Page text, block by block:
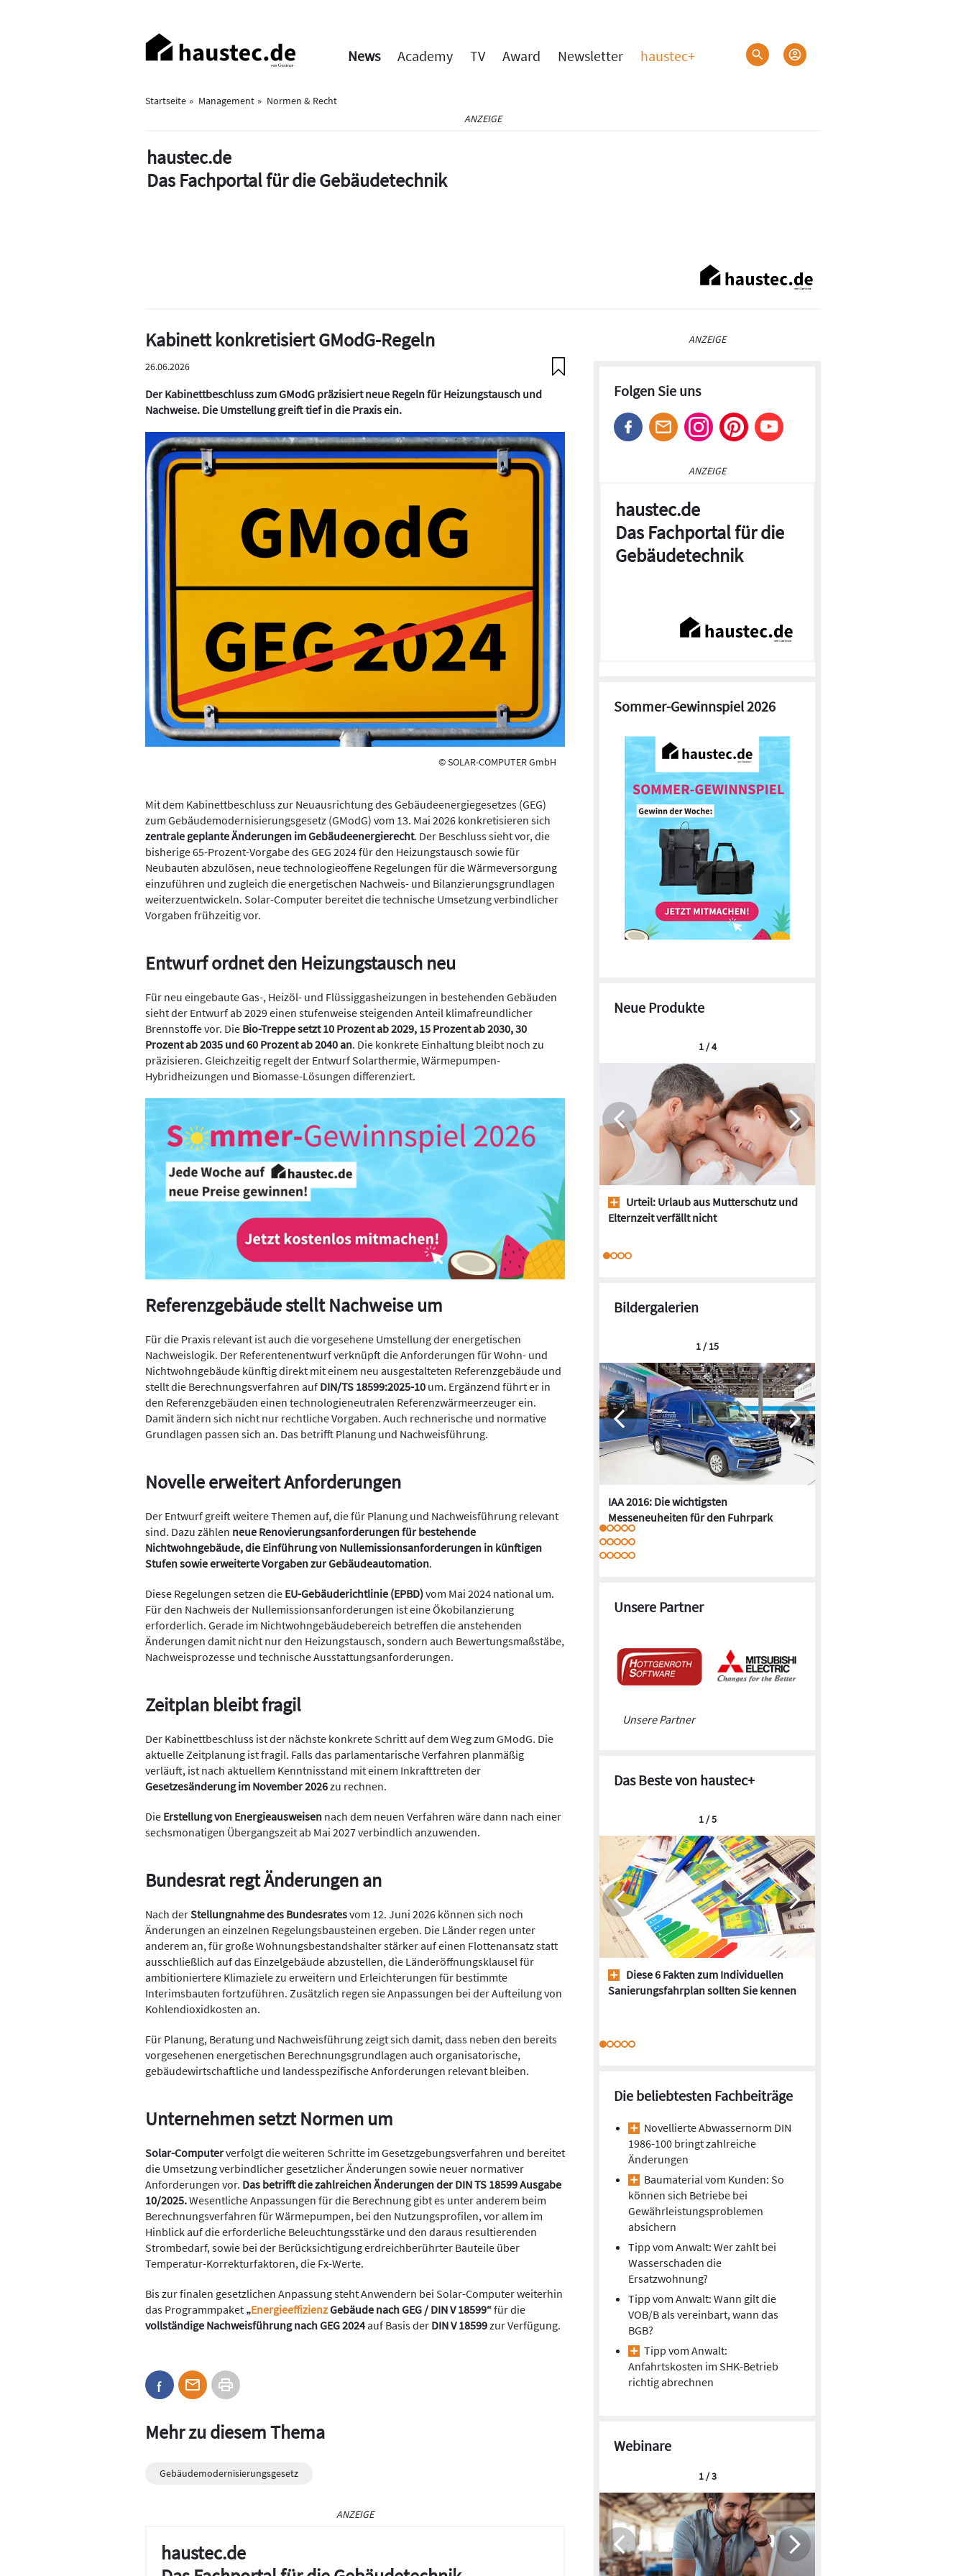
Haupt-
Navigation
News Academy TV Award Newsletter haustec+
Startseite Management
Normen & Recht
ANZEIGE
haustec.de
Das Fachportal für die Gebäudetechnik
Kabinett konkretisiert GModG-Regeln
26.06.2026
Der Kabinettbeschluss zum GModG präzisiert neue Regeln für Heizungstausch und
Nachweise. Die Umstellung greift tief in die Praxis ein.
© SOLAR-COMPUTER GmbH
Mit dem Kabinettbeschluss zur Neuausrichtung des Gebäudeenergiegesetzes (GEG)
zum Gebäudemodernisierungsgesetz (GModG) vom 13. Mai 2026 konkretisieren sich
zentrale geplante Änderungen im Gebäudeenergierecht. Der Beschluss sieht vor, die
bisherige 65-Prozent-Vorgabe des GEG 2024 für den Heizungstausch sowie für
Neubauten abzulösen, neue technologieoffene Regelungen für die Wärmeversorgung
einzuführen und zugleich die energetischen Nachweis- und Bilanzierungsgrundlagen
weiterzuentwickeln. Solar-Computer bereitet die technische Umsetzung verbindlicher
Vorgaben frühzeitig vor.
Entwurf ordnet den Heizungstausch neu
Für neu eingebaute Gas-, Heizöl- und Flüssiggasheizungen in bestehenden Gebäuden
sieht der Entwurf ab 2029 einen stufenweise steigenden Anteil klimafreundlicher
Brennstoffe vor. Die Bio-Treppe setzt 10 Prozent ab 2029, 15 Prozent ab 2030, 30
Prozent ab 2035 und 60 Prozent ab 2040 an. Die konkrete Einhaltung bleibt noch zu
präzisieren. Gleichzeitig regelt der Entwurf Solarthermie, Wärmepumpen-
Hybridheizungen und Biomasse-Lösungen differenziert.
Referenzgebäude stellt Nachweise um
Für die Praxis relevant ist auch die vorgesehene Umstellung der energetischen
Nachweislogik. Der Referentenentwurf verknüpft die Anforderungen für Wohn- und
Nichtwohngebäude künftig direkt mit einem neu ausgestalteten Referenzgebäude und
stellt die Berechnungsverfahren auf DIN/TS 18599:2025-10 um. Ergänzend führt er in
den Referenzgebäuden einen technologieneutralen Referenzwärmeerzeuger ein.
Damit ändern sich nicht nur rechtliche Vorgaben. Auch rechnerische und normative
Grundlagen passen sich an. Das betrifft Planung und Nachweisführung.
Novelle erweitert Anforderungen
Der Entwurf greift weitere Themen auf, die für Planung und Nachweisführung relevant
sind. Dazu zählen neue Renovierungsanforderungen für bestehende
Nichtwohngebäude, die Einführung von Nullemissionsanforderungen in künftigen
Stufen sowie erweiterte Vorgaben zur Gebäudeautomation.
Diese Regelungen setzen die EU-Gebäuderichtlinie (EPBD)vom Mai 2024 national um.
Für den Nachweis der Nullemissionsanforderungen ist eine Ökobilanzierung
erforderlich. Gerade im Nichtwohngebäudebereich betreffen die anstehenden
Änderungen damit nicht nur den Heizungstausch, sondern auch Bewertungsmaßstäbe,
Nachweisprozesse und technische Ausstattungsanforderungen.
Zeitplan bleibt fragil
Der Kabinettbeschluss ist der nächste konkrete Schritt auf dem Weg zum GModG. Die
aktuelle Zeitplanung ist fragil. Falls das parlamentarische Verfahren planmäßig
verläuft, ist nach aktuellem Kenntnisstand mit einem Inkrafttreten der
Gesetzesänderung im November 2026zu rechnen.
Die Erstellung von Energieausweisen nach dem neuen Verfahren wäre dann nach einer
sechsmonatigen Übergangszeit ab Mai 2027 verbindlich anzuwenden.
Bundesrat regt Änderungen an
Nach derStellungnahme des Bundesratesvom 12. Juni 2026 können sich noch
Änderungen an einzelnen Regelungsbausteinen ergeben. Die Länder regen unter
anderem an, für große Wohnungsbestandshalter stärker auf einen Flottenansatz statt
ausschließlich auf das Einzelgebäude abzustellen, die Länderöffnungsklausel für
ambitioniertere Klimaziele zu erweitern und Erleichterungen für bestimmte
Interimsbauten fortzuführen. Zusätzlich regen sie Anpassungen bei der Aufteilung von
Kohlendioxidkosten an.
Für Planung, Beratung und Nachweisführung zeigt sich damit, dass neben den bereits
vorgesehenen energetischen Berechnungsgrundlagen auch organisatorische,
gebäudewirtschaftliche und landesspezifische Anforderungen relevant bleiben.
Unternehmen setzt Normen um
Solar-Computerverfolgt die weiteren Schritte im Gesetzgebungsverfahren und bereitet
die Umsetzung verbindlicher gesetzlicher Änderungen sowie neuer normativer
Anforderungen vor. Das betrifft die zahlreichen Änderungen der DIN TS 18599 Ausgabe
10/2025.Wesentliche Anpassungen für die Berechnung gibt es unter anderem beim
Berechnungsverfahren für Wärmepumpen, bei den Nutzungsprofilen, vor allem im
Hinblick auf die erforderliche Beleuchtungsstärke und den daraus resultierenden
Strombedarf, sowie bei der Berücksichtigung erdreichberührter Bauteile über
Temperatur-Korrekturfaktoren, die Fx-Werte.
Bis zur finalen gesetzlichen Anpassung steht Anwendern bei Solar-Computer weiterhin
das Programmpaket „EnergieeffizienzGebäude nach GEG / DIN V 18599“für die
vollständige Nachweisführung nach GEG 2024auf Basis der DIN V 18599zur Verfügung.
Mehr zu diesem Thema
Gebäudemodernisierungsgesetz
ANZEIGE
haustec.de
ANZEIGE
Folgen Sie uns
ANZEIGE
haustec.de
Das Fachportal für die
Gebäudetechnik
Sommer-Gewinnspiel 2026
Neue Produkte
Urteil: Urlaub aus Mutterschutz und
Elternzeit verfällt nicht
1 / 4
Bildergalerien
IAA 2016: Die wichtigsten
Messeneuheiten für den Fuhrpark
1 / 15
Unsere Partner
Unsere Partner
Das Beste von haustec+
Diese 6 Fakten zum Individuellen
Sanierungsfahrplan sollten Sie kennen
1 / 5
Die beliebtesten Fachbeiträge
Novellierte Abwassernorm DIN
1986-100 bringt zahlreiche
Änderungen
Baumaterial vom Kunden: So
können sich Betriebe bei
Gewährleistungsproblemen
absichern
Tipp vom Anwalt: Wer zahlt bei
Wasserschaden die
Ersatzwohnung?
Tipp vom Anwalt: Wann gilt die
VOB/B als vereinbart, wann das
BGB?
Tipp vom Anwalt:
Anfahrtskosten im SHK-Betrieb
richtig abrechnen
Webinare
1 / 3